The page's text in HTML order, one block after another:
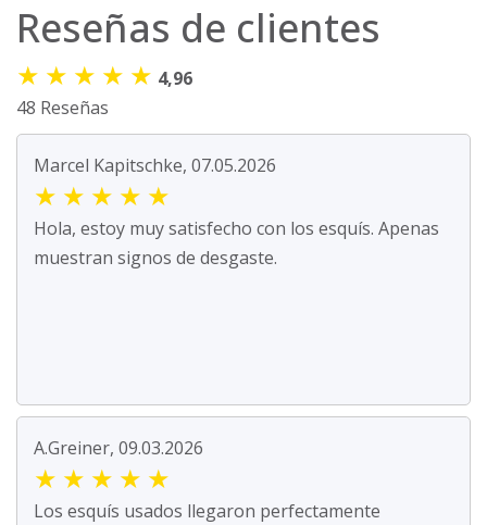
Reseñas de clientes
★ ★ ★ ★ ★ 4,96
48 Reseñas
Marcel Kapitschke, 07.05.2026
★ ★ ★ ★ ★
Hola, estoy muy satisfecho con los esquís. Apenas
muestran signos de desgaste.
A.Greiner, 09.03.2026
★ ★ ★ ★ ★
Los esquís usados llegaron perfectamente